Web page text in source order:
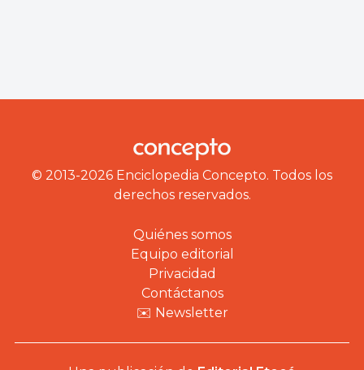
© 2013-2026 Enciclopedia Concepto. Todos los
derechos reservados.
Quiénes somos
Equipo editorial
Privacidad
Contáctanos
✉️ Newsletter